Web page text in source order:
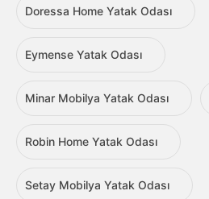
Doressa Home Yatak Odası
Eymense Yatak Odası
Minar Mobilya Yatak Odası
Robin Home Yatak Odası
Setay Mobilya Yatak Odası